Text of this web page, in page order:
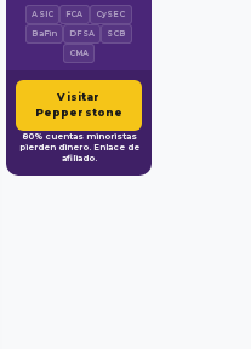
ASIC FCA
CySEC
BaFin
DFSA
SCB
CMA
Visitar
Pepperstone
80% cuentas minoristas
pierden dinero. Enlace de
afiliado.